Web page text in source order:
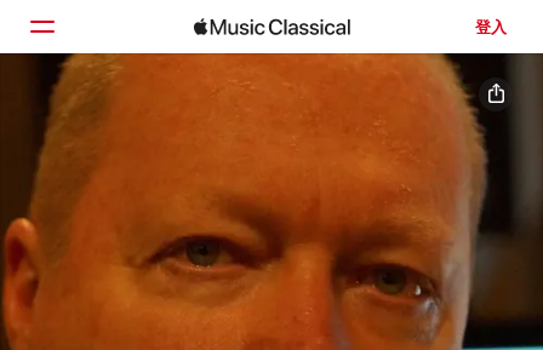
登入
瀏覽